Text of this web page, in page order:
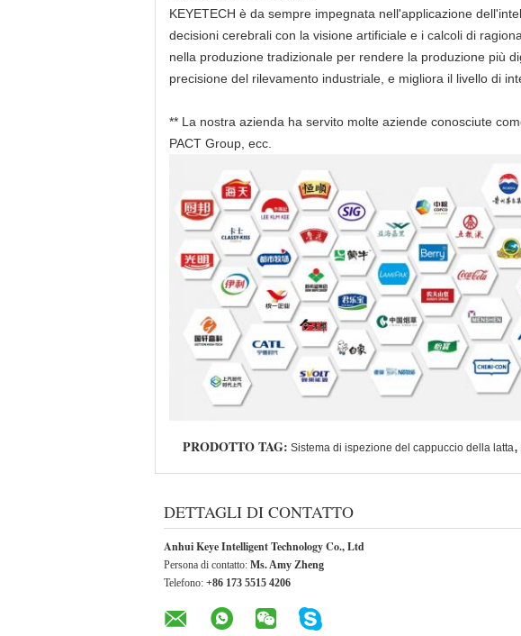
KEYETECH è da sempre impegnata nell'applicazione
decisioni cerebrali con la visione artificiale e i calcoli di
nella produzione tradizionale per rendere la produzione più
precisione del rilevamento industriale, e migliora il livello di
** La nostra azienda ha servito molte aziende conosciute
PACT Group, ecc.
PRODOTTO TAG: Sistema di ispezione del cappuccio della latta,
DETTAGLI DI CONTATTO
Anhui Keye Intelligent Technology Co., Ltd
Persona di contatto: Ms. Amy Zheng
Telefono: +86 173 5515 4206